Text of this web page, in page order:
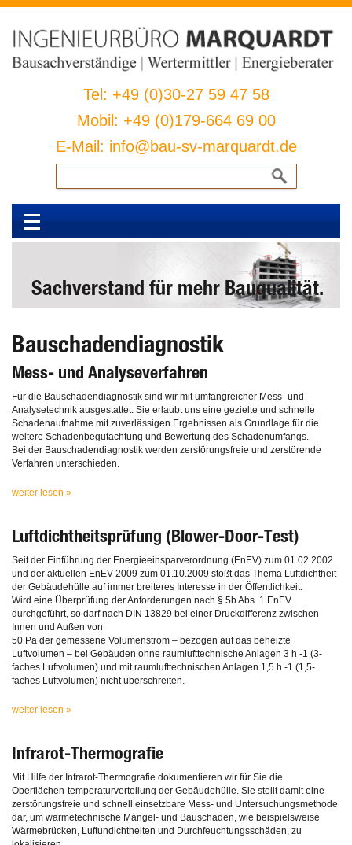
Tel: +49 (0)30-27 59 47 58
Mobil: +49 (0)179-664 69 00
E-Mail: info@bau-sv-marquardt.de
Sachverstand für mehr Bauqualität.
Bauschadendiagnostik
Mess- und Analyseverfahren
Für die Bauschadendiagnostik sind wir mit umfangreicher Mess- und
Analysetechnik ausgestattet. Sie erlaubt uns eine gezielte und schnelle
Schadenaufnahme mit zuverlässigen Ergebnissen als Grundlage für die
weitere Schadenbegutachtung und Bewertung des Schadenumfangs.
Bei der Bauschadendiagnostik werden zerstörungsfreie und zerstörende
Verfahren unterschieden.
weiter lesen »
Luftdichtheitsprüfung (Blower-Door-Test)
Seit der Einführung der Energieeinsparverordnung (EnEV) zum 01.02.2002
und der aktuellen EnEV 2009 zum 01.10.2009 stößt das Thema Luftdichtheit
der Gebäudehülle auf immer breiteres Interesse in der Öffentlichkeit.
Wird eine Überprüfung der Anforderungen nach § 5b Abs. 1 EnEV
durchgeführt, so darf nach DIN 13829 bei einer Druckdifferenz zwischen
Innen und Außen von
50 Pa der gemessene Volumenstrom – bezogen auf das beheizte
Luftvolumen – bei Gebäuden ohne raumlufttechnische Anlagen 3 h -1 (3-
faches Luftvolumen) und mit raumlufttechnischen Anlagen 1,5 h -1 (1,5-
faches Luftvolumen) nicht überschreiten.
weiter lesen »
Infrarot-Thermografie
Mit Hilfe der Infrarot-Thermografie dokumentieren wir für Sie die
Oberflächen-temperaturverteilung der Gebäudehülle. Sie stellt damit eine
zerstörungsfreie und schnell einsetzbare Mess- und Untersuchungsmethode
dar, um wärmetechnische Mängel- und Bauschäden, wie beispielsweise
Wärmebrücken, Luftundichtheiten und Durchfeuchtungsschäden, zu